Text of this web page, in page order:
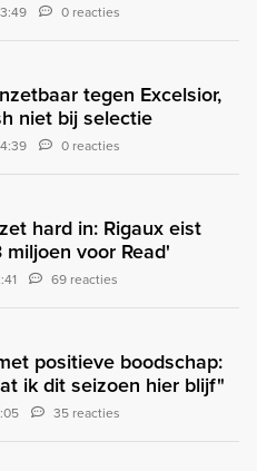
0 reacties
tegen Excelsior,
niet bij selectie
0 reacties
hard in: Rigaux eist
voor Read'
69 reacties
positieve boodschap:
ik dit seizoen hier blijf"
35 reacties